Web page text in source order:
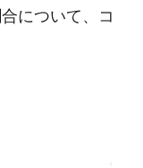
について、コ